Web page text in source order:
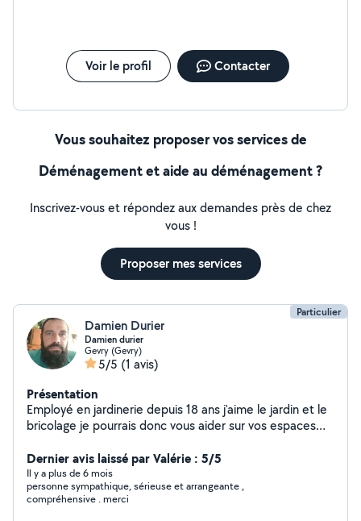
Voir le profil Contacter
Vous souhaitez proposer vos services de
Déménagement et aide au déménagement ?
Inscrivez-vous et répondez aux demandes près de chez
vous !
Proposer mes services
Particulier
Damien Durier
Damien durier
Gevry (Gevry)
5/5 (1 avis)
Présentation
Employé en jardinerie depuis 18 ans j'aime le jardin et le
bricolage je pourrais donc vous aider sur vos espaces
Dernier avis laissé par Valérie : 5/5
Il y a plus de 6 mois
personne sympathique, sérieuse et arrangeante ,
compréhensive . merci